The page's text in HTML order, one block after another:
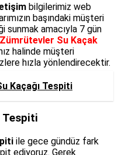
bilgilerimiz web
başındaki müşteri
amacıyla 7 gün
Zümrütevler Su Kaçak
halinde müşteri
hızla yönlendirecektir.
Kaçağı Tespiti
Tespiti
ile gece gündüz fark
ediyoruz. Gerek